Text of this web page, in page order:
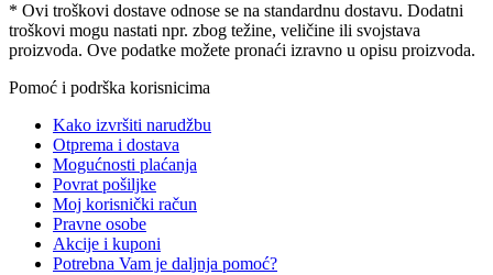
* Ovi troškovi dostave odnose se na standardnu ​​dostavu. Dodatni
troškovi mogu nastati npr. zbog težine, veličine ili svojstava
proizvoda. Ove podatke možete pronaći izravno u opisu proizvoda.
Pomoć i podrška korisnicima
Kako izvršiti narudžbu
Otprema i dostava
Mogućnosti plaćanja
Povrat pošiljke
Moj korisnički račun
Pravne osobe
Akcije i kuponi
Potrebna Vam je daljnja pomoć?